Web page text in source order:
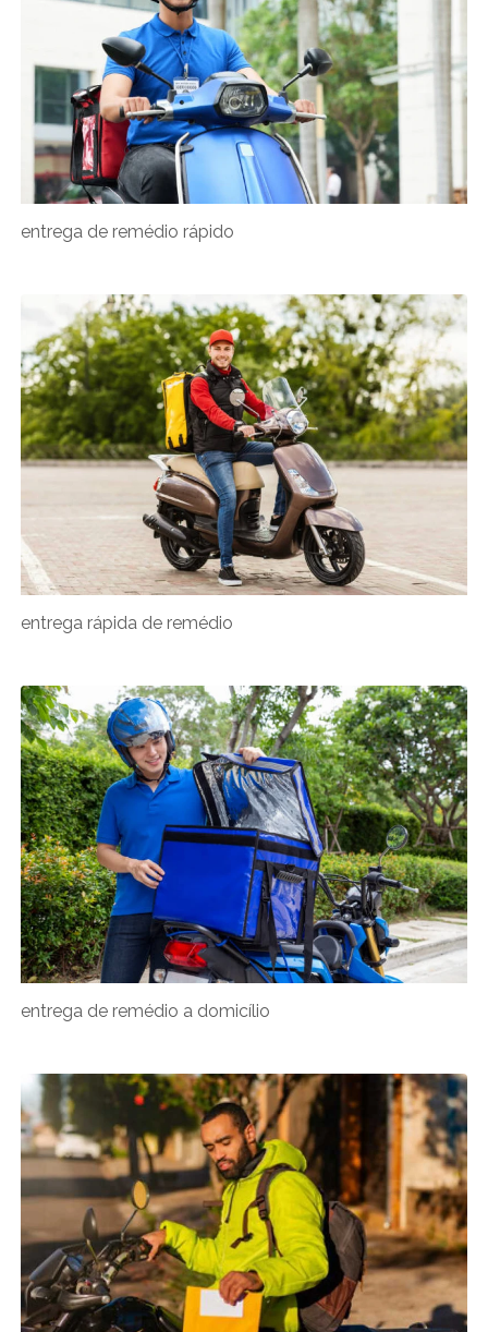
entrega de remédio rápido
entrega rápida de remédio
entrega de remédio a domicílio